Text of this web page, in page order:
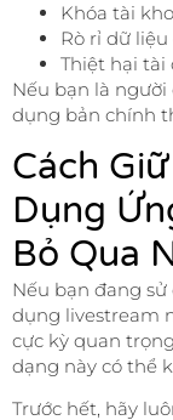
Khóa tài
Rò rỉ dữ
Thiệt hại tài
Nếu bạn là
dụng bản chính
Cách
Dụng
Bỏ Qua
Nếu bạn đang
dụng livestream
cực kỳ quan
dạng này có thể
Trước hết, hãy